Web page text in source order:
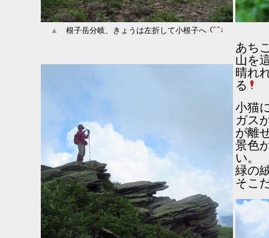
▲ 根子岳分岐、きょうは左折して小根子へ
あち
山を
晴れ
る
小猫
ガス
が離
景色
い。
緑の
そこ